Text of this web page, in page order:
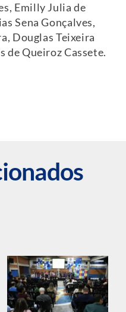
Emilly Julia de
Sena Gonçalves,
Douglas Teixeira
de Queiroz Cassete.